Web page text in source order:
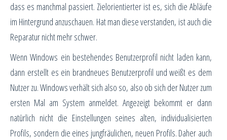
dass es manchmal passiert. Zielorientierter ist es, sich die Abläufe
im Hintergrund anzuschauen. Hat man diese verstanden, ist auch die
Reparatur nicht mehr schwer.
Wenn Windows ein bestehendes Benutzerprofil nicht laden kann,
dann erstellt es ein brandneues Benutzerprofil und weißt es dem
Nutzer zu. Windows verhält sich also so, also ob sich der Nutzer zum
ersten Mal am System anmeldet. Angezeigt bekommt er dann
natürlich nicht die Einstellungen seines alten, individualisierten
Profils, sondern die eines jungfräulichen, neuen Profils. Daher auch